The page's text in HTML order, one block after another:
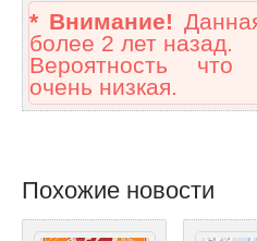
* Внимание!
более 2 лет назад.
Вероятность
очень низкая.
Похожие новости